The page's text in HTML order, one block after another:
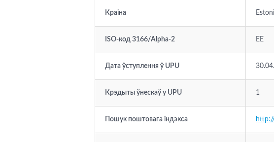
Краіна
ISO-код 3166/Alpha-2 EE
Дата ўступлення ў UPU
Крэдыты ўнескаў у UPU 1
Пошук поштовага індэкса